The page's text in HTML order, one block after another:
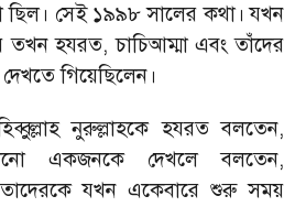
সেই ১৯৯৮ সালের কথা। যখন
তখন হযরত,চাচিআম্মা এবং তাঁদের
গিয়েছিলেন।
নুরুল্লাহকে হযরত বলতেন,
একজনকে দেখলে বলতেন,
তাদেরকে যখন একেবারে শুরু সময়